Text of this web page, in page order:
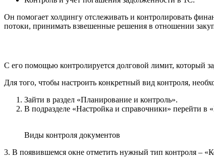
Он помогает холдингу отслеживать и контролировать
потоки, принимать взвешенные решения в отношении
С его помощью контролируется долговой лимит, который
Для того, чтобы настроить конкретный вид контроля,
Зайти в раздел «Планирование и контроль».
В подразделе «Настройка и справочники» перейти в
Виды контроля документов
3. В появившемся окне отметить нужный тип контроля –